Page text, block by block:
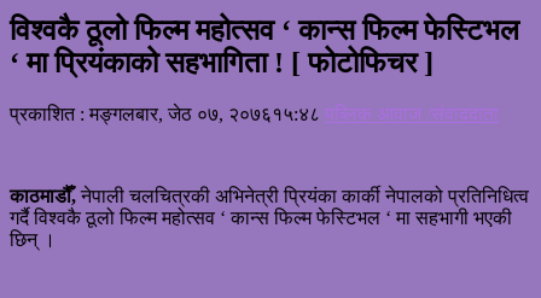
विश्वकै ठूलो फिल्म महोत्सव ‘ कान्स फिल्म फेस्टिभल
‘ मा प्रियंकाको सहभागिता ! [ फोटोफिचर ]
प्रकाशित : मङ्गलबार, जेठ ०७, २०७६१५:४८ पब्लिक आवाज /संवाददाता
काठमाडौँ,नेपाली चलचित्रकी अभिनेत्री प्रियंका कार्की नेपालको प्रतिनिधित्व
गर्दै विश्वकै ठूलो फिल्म महोत्सव ‘ कान्स फिल्म फेस्टिभल ‘ मा सहभागी भएकी
छिन् ।